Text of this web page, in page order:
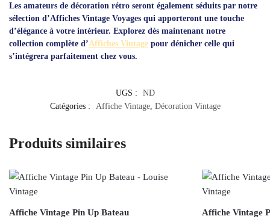
Les amateurs de décoration rétro seront également séduits par notre
sélection d’Affiches Vintage Voyages qui apporteront une touche
d’élégance à votre intérieur. Explorez dès maintenant notre
collection complète d’Affiches Vintage pour dénicher celle qui
s’intégrera parfaitement chez vous.
UGS :
ND
Catégories :
Affiche Vintage, Décoration Vintage
Produits similaires
Affiche Vintage Pin Up Bateau Affiche Vintage